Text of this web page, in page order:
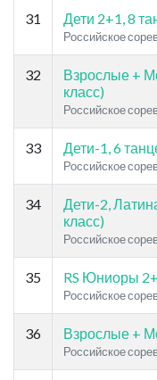
31 Дети 2+1, 8
Российское
32
Взрослые +
класс)
Российское
33 Дети-1, 6
Российское
34
Дети-2,
класс)
Российское
35 RS Юниоры
Российское
36 Взрослые +
Российское